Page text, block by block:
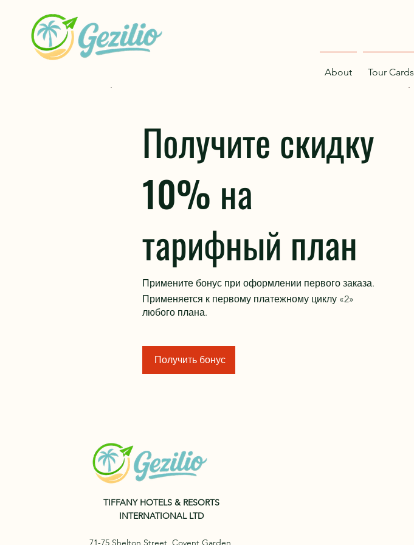
About Tour Cards
Получите скидку
10% на
тарифный план
Примените бонус при оформлении первого заказа.
Получить бонус
Применяется к первому платежному циклу «2»
любого плана.
TIFFANY HOTELS & RESORTS
INTERNATIONAL LTD
71-75 Shelton Street, Covent Garden,